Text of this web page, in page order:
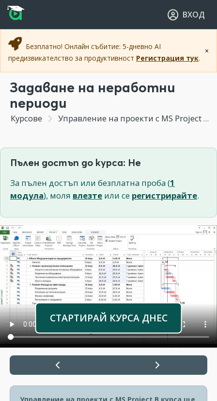
Прескочи към основното съдържание
Прескочи към навигацията
ВХОД
×
Безплатно! Онлайн събитие: 5-дневно AI
предизвикателство за продуктивност Регистрация тук.
Задаване на неработни
периоди
Курсове Управление на проекти с MS Project
Пълен достъп до курса: Не
За пълен достъп или безплатна проба (1
модула), моля влезте или се регистрирайте.
СТАРТИРАЙ КУРСА ДНЕС